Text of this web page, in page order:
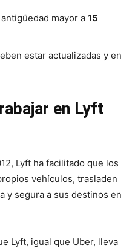
mayor a 15
estar actualizadas y en
en Lyft
Lyft ha facilitado que los
vehículos, trasladen
y segura a sus destinos en
Lyft, igual que Uber, lleva